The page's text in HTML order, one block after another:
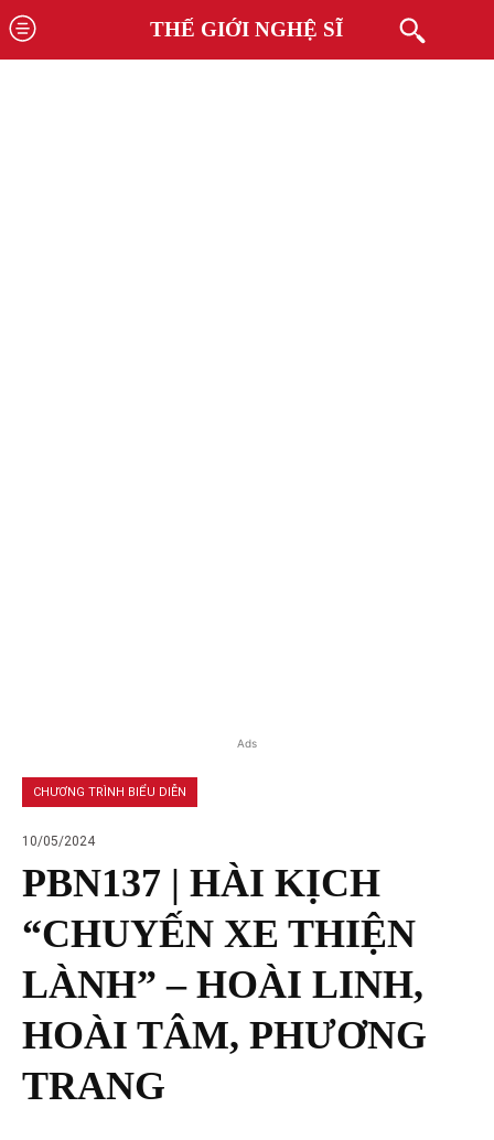
THẾ GIỚI NGHỆ SĨ
Ads
CHƯƠNG TRÌNH BIỂU DIỄN
10/05/2024
PBN137 | HÀI KỊCH
“CHUYẾN XE THIỆN
LÀNH” – HOÀI LINH,
HOÀI TÂM, PHƯƠNG
TRANG